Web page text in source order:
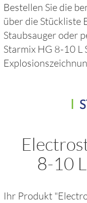
Bestellen Sie die
über die Stückliste
Staubsauger oder
Starmix HG 8-10 L
8-10
Ihr Produkt "